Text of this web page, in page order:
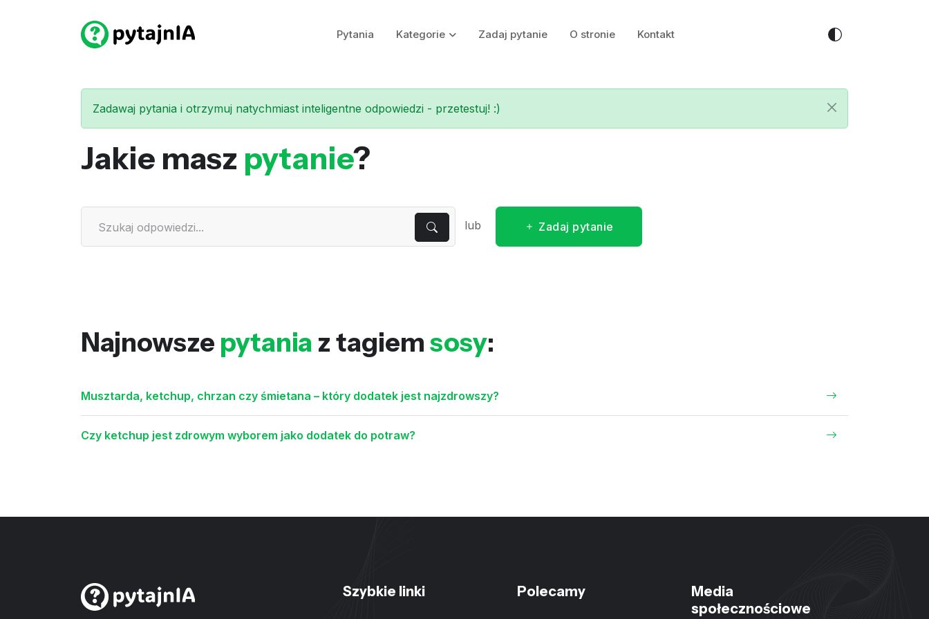
Pytania Kategorie Zadaj pytanie O stronie Kontakt
Zadawaj pytania i otrzymuj natychmiast inteligentne odpowiedzi - przetestuj! :)
Jakie masz pytanie?
lub Zadaj pytanie
Najnowsze pytania z tagiemsosy:
Musztarda, ketchup, chrzan czy śmietana – który dodatek jest najzdrowszy?
Czy ketchup jest zdrowym wyborem jako dodatek do potraw?
Szybkie linki Polecamy
Media
społecznościowe